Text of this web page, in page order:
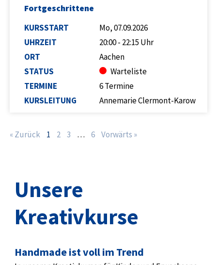
Fortgeschrittene
KURSSTART
UHRZEIT
ORT
STATUS
TERMINE
KURSLEITUNG
Mo, 07.09.2026
20:00 - 22:15 Uhr
Aachen
Warteliste
6 Termine
Annemarie Clermont-Karow
« Zurück 1 2 3 … 6 Vorwärts »
Unsere
Kreativkurse
Handmade ist voll im Trend